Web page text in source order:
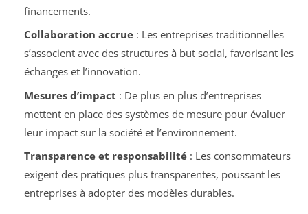
financements.
Collaboration accrue: Les entreprises traditionnelles
s’associent avec des structures à but social, favorisant les
échanges et l’innovation.
Mesures d’impact : De plus en plus d’entreprises
mettent en place des systèmes de mesure pour évaluer
leur impact sur la société et l’environnement.
Transparence et responsabilité: Les consommateurs
exigent des pratiques plus transparentes, poussant les
entreprises à adopter des modèles durables.